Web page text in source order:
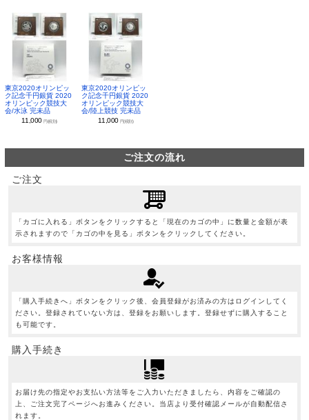
東京2020オリンピッ
ク記念千円銀貨 2020
オリンピック競技大
会/水泳 完未品
11,000円(税別)
東京2020オリンピッ
ク記念千円銀貨 2020
オリンピック競技大
会/陸上競技 完未品
11,000 円(税別)
ご注文の流れ
ご注文
「カゴに入れる」ボタンをクリックすると「現在のカゴの中」に数量と金額が表
示されますので「カゴの中を見る」ボタンをクリックしてください。
お客様情報
「購入手続きへ」ボタンをクリック後、会員登録がお済みの方はログインしてく
ださい。登録されていない方は、登録をお願いします。登録せずに購入すること
も可能です。
購入手続き
お届け先の指定やお支払い方法等をご入力いただきましたら、内容をご確認の
上、ご注文完了ページへお進みください。当店より受付確認メールが自動配信さ
れます。